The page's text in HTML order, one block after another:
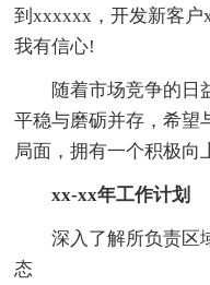
到xxxxxx，开发新客户
我有信心!
随着市场竞争的日
平稳与磨砺并存，希望
局面，拥有一个积极向
xx-xx年工作计划
深入了解所负责区
态